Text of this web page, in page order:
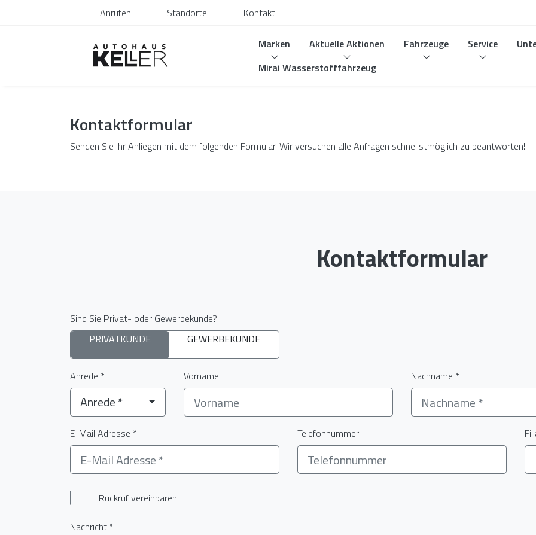
Anrufen Standorte Kontakt
Marken Aktuelle Aktionen Fahrzeuge Service
Mirai Wasserstofffahrzeug
Kontaktformular
Senden Sie Ihr Anliegen mit dem folgenden Formular. Wir versuchen alle Anfragen schnellstmöglich zu beantworten!
Kontaktformular
Sind Sie Privat- oder Gewerbekunde?
PRIVATKUNDE
GEWERBEKUNDE
Anrede *
Anrede *
Vorname Nachname *
E-Mail Adresse * Telefonnummer
Rückruf vereinbaren
Nachricht *